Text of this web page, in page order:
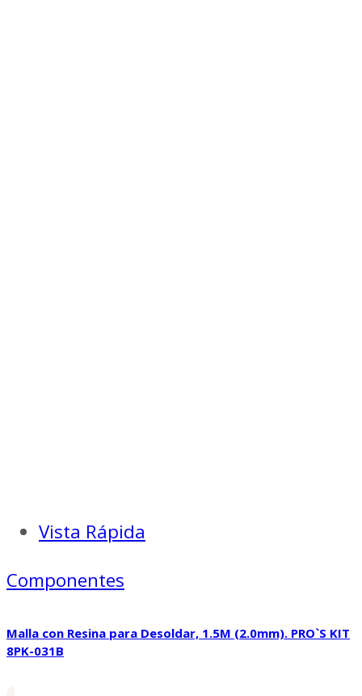
Vista Rápida
Componentes
Malla con Resina para Desoldar, 1.5M (2.0mm). PRO`S KIT
8PK-031B